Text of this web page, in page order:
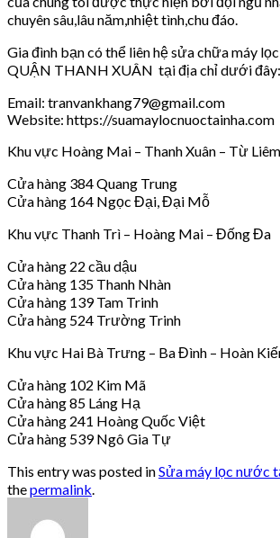
chuyên sâu,lâu năm,nhiệt tình,chu đáo.
Gia đình bạn có thể liên hệ sửa chữa máy
QUẬN THANH XUÂN tại địa chỉ dưới đây:
Email: tranvankhang79@gmail.com
Website: https://suamaylocnuoctainha.com
Khu vực Hoàng Mai – Thanh Xuân – Từ Liêm
Cửa hàng 384 Quang Trung
Cửa hàng 164 Ngọc Đại, Đại Mỗ
Khu vực Thanh Trì – Hoàng Mai – Đống Đa
Cửa hàng 22 cầu dậu
Cửa hàng 135 Thanh Nhàn
Cửa hàng 139 Tam Trinh
Cửa hàng 524 Trường Trinh
Khu vực Hai Bà Trưng – Ba Đình – Hoàn
Cửa hàng 102 Kim Mã
Cửa hàng 85 Láng Hạ
Cửa hàng 241 Hoàng Quốc Việt
Cửa hàng 539 Ngô Gia Tự
This entry was posted inSửa máy lọc nước
thepermalink